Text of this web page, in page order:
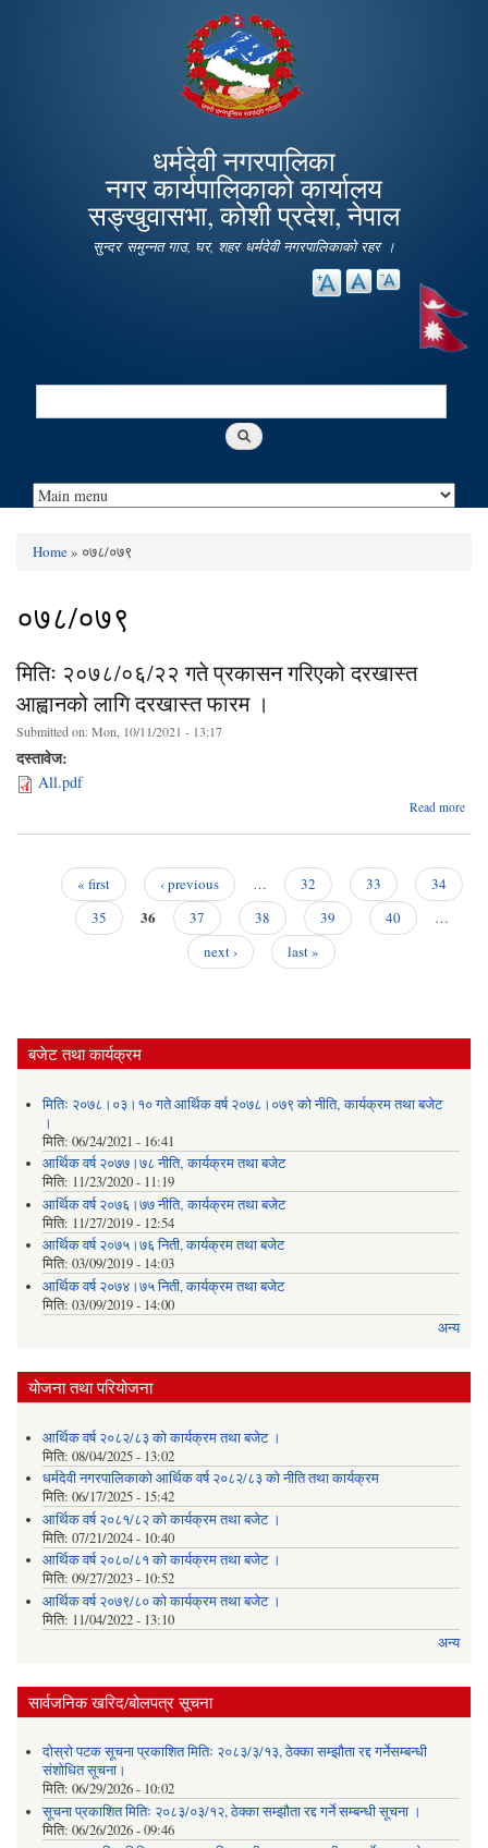
main
content
धर्मदेवी नगरपालिका
नगर कार्यपालिकाको कार्यालय
सङ्खुवासभा, कोशी प्रदेश, नेपाल
सुन्दर समुन्नत गाउ, घर, शहर धर्मदेवी नगरपालिकाको रहर ।
Search
Home» ०७८/०७९
०७८/०७९
मितिः २०७८/०६/२२ गते प्रकासन गरिएको दरखास्त
आह्वानको लागि दरखास्त फारम ।
Submitted on:Mon, 10/11/2021 - 13:17
दस्तावेज:
All.pdf
Read more
« first ‹ previous … 32 33
34
35
36 37 38 39 40
…
next ›
last »
बजेट तथा कार्यक्रम
मितिः २०७८।०३।१० गते आर्थिक वर्ष २०७८।०७९ को नीति‚ कार्यक्रम तथा बजेट
।
मिति: 06/24/2021 - 16:41
आर्थिक वर्ष २०७७।७८ नीति‚ कार्यक्रम तथा बजेट
मिति: 11/23/2020 - 11:19
आर्थिक वर्ष २०७६।७७ नीति‚ कार्यक्रम तथा बजेट
मिति: 11/27/2019 - 12:54
आर्थिक वर्ष २०७५।७६ निती, कार्यक्रम तथा बजेट
मिति: 03/09/2019 - 14:03
आर्थिक वर्ष २०७४।७५ निती, कार्यक्रम तथा बजेट
मिति: 03/09/2019 - 14:00
अन्य
योजना तथा परियोजना
आर्थिक वर्ष २०८२/८३ को कार्यक्रम तथा बजेट ।
मिति: 08/04/2025 - 13:02
धर्मदेवी नगरपालिकाको आर्थिक वर्ष २०८२/८३ को नीति तथा कार्यक्रम
मिति: 06/17/2025 - 15:42
आर्थिक वर्ष २०८१/८२ को कार्यक्रम तथा बजेट ।
मिति: 07/21/2024 - 10:40
आर्थिक वर्ष २०८०/८१ को कार्यक्रम तथा बजेट ।
मिति: 09/27/2023 - 10:52
आर्थिक वर्ष २०७९/८० को कार्यक्रम तथा बजेट ।
मिति: 11/04/2022 - 13:10
अन्य
सार्वजनिक खरिद/बोलपत्र सूचना
दोस्रो पटक सूचना प्रकाशित मितिः २०८३/३/१३, ठेक्का सम्झौता रद्द गर्नेसम्बन्धी
संशोधित सूचना।
मिति: 06/29/2026 - 10:02
सूचना प्रकाशित मितिः २०८३/०३/१२, ठेक्का सम्झौता रद्द गर्ने सम्बन्धी सूचना ।
मिति: 06/26/2026 - 09:46